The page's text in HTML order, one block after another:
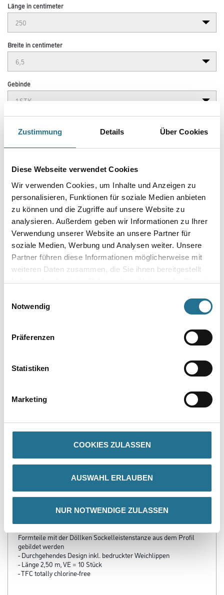
Zustimmung Details Über Cookies
Diese Webseite verwendet Cookies
Wir verwenden Cookies, um Inhalte und Anzeigen zu
personalisieren, Funktionen für soziale Medien anbieten
zu können und die Zugriffe auf unsere Website zu
analysieren. Außerdem geben wir Informationen zu Ihrer
Verwendung unserer Website an unsere Partner für
soziale Medien, Werbung und Analysen weiter. Unsere
Partner führen diese Informationen möglicherweise mit
weiteren Daten zusammen, die Sie ihnen bereitgestellt
haben oder die sie im Rahmen Ihrer Nutzung der Dienste
Notwendig
Präferenzen
Statistiken
Marketing
COOKIES ZULASSEN
AUSWAHL ERLAUBEN
NUR NOTWENDIGE ZULASSEN
Länge in centimeter
Breite in centimeter
Gebinde
Umrechnungsfaktoren
VIELLEICHT GEFÄLLT IHNEN AUCH...
WD Skelettpistole für
sehen
MPlus Kniekissen
Bitte einloggen, um Preise zu
sehen
Produkteigenschaft
- HDF Kern, ummantelt mit dem chlorfreien Polyblend auf Basis
Formteile mit der Döllken Sockelleistenstanze aus dem Profil
gebildet werden
- Durchgehendes Design inkl. bedruckter Weichlippen
- Länge 2,50 m, VE = 10 Stück
- TFC totally chlorine-free